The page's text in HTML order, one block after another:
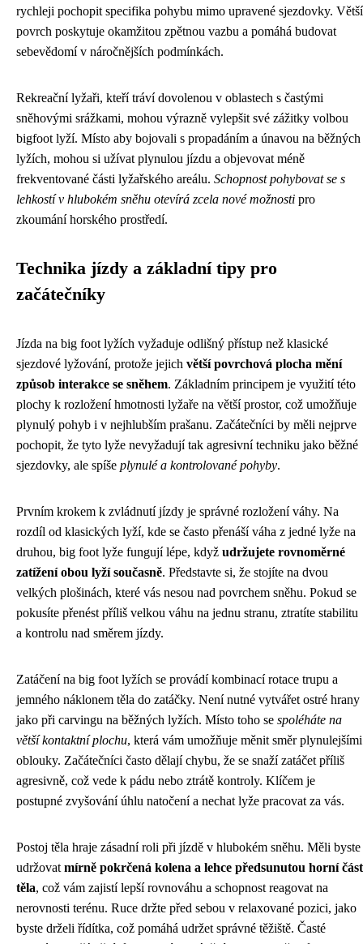
rychleji pochopit specifika pohybu mimo upravené sjezdovky. Větší
povrch poskytuje okamžitou zpětnou vazbu a pomáhá budovat
sebevědomí v náročnějších podmínkách.
Rekreační lyžaři, kteří tráví dovolenou v oblastech s častými
sněhovými srážkami, mohou výrazně vylepšit své zážitky volbou
bigfoot lyží. Místo aby bojovali s propadáním a únavou na běžných
lyžích, mohou si užívat plynulou jízdu a objevovat méně
frekventované části lyžařského areálu. Schopnost pohybovat se s
lehkostí v hlubokém sněhu otevírá zcela nové možnosti pro
zkoumání horského prostředí.
Technika jízdy a základní tipy pro
začátečníky
Jízda na big foot lyžích vyžaduje odlišný přístup než klasické
sjezdové lyžování, protože jejich větší povrchová plocha mění
způsob interakce se sněhem. Základním principem je využití této
plochy k rozložení hmotnosti lyžaře na větší prostor, což umožňuje
plynulý pohyb i v nejhlubším prašanu. Začátečníci by měli nejprve
pochopit, že tyto lyže nevyžadují tak agresivní techniku jako běžné
sjezdovky, ale spíše plynulé a kontrolované pohyby.
Prvním krokem k zvládnutí jízdy je správné rozložení váhy. Na
rozdíl od klasických lyží, kde se často přenáší váha z jedné lyže na
druhou, big foot lyže fungují lépe, když udržujete rovnoměrné
zatížení obou lyží současně. Představte si, že stojíte na dvou
velkých plošinách, které vás nesou nad povrchem sněhu. Pokud se
pokusíte přenést příliš velkou váhu na jednu stranu, ztratíte stabilitu
a kontrolu nad směrem jízdy.
Zatáčení na big foot lyžích se provádí kombinací rotace trupu a
jemného náklonem těla do zatáčky. Není nutné vytvářet ostré hrany
jako při carvingu na běžných lyžích. Místo toho se spoléháte na
větší kontaktní plochu, která vám umožňuje měnit směr plynulejšími
oblouky. Začátečníci často dělají chybu, že se snaží zatáčet příliš
agresivně, což vede k pádu nebo ztrátě kontroly. Klíčem je
postupné zvyšování úhlu natočení a nechat lyže pracovat za vás.
Postoj těla hraje zásadní roli při jízdě v hlubokém sněhu. Měli byste
udržovat mírně pokrčená kolena a lehce předsunutou horní část
těla, což vám zajistí lepší rovnováhu a schopnost reagovat na
nerovnosti terénu. Ruce držte před sebou v relaxované pozici, jako
byste drželi řídítka, což pomáhá udržet správné těžiště. Časté